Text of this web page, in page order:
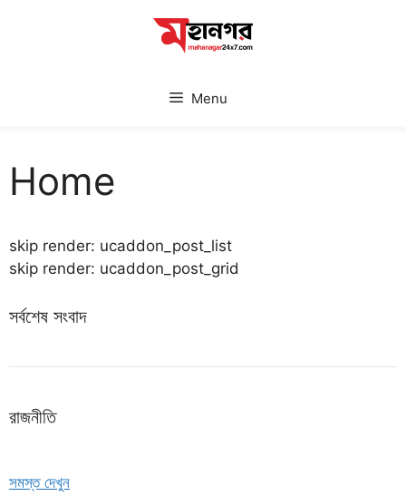
Menu
Home
skip render: ucaddon_post_list
skip render: ucaddon_post_grid
সর্বশেষ সংবাদ
রাজনীতি
সমস্ত দেখুন